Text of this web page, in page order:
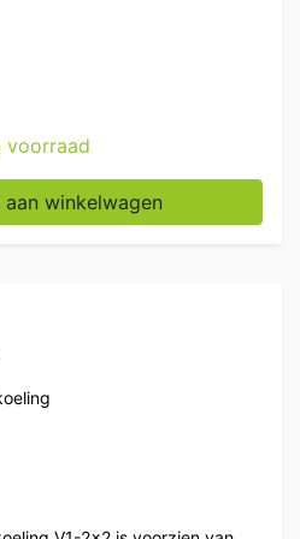
voorraad
Fustenkoeler Fustenkoeling
winkelwagen